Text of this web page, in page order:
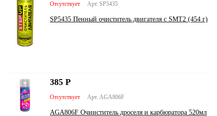
Арт. SP5435
Отсутствует
SP5435 Пенный очиститель двигателя с SMT2 (454 г)
Арт. AGA806F
Отсутствует
AGA806F Очииститель дроселя и карбюратора 520мл
385 Р